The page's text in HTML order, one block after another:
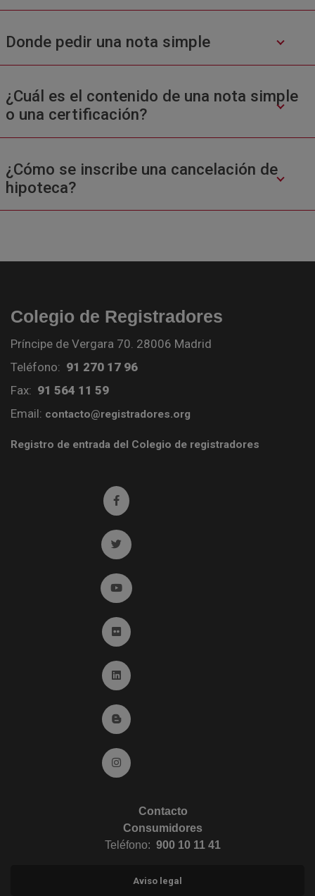
Donde pedir una nota simple
¿Cuál es el contenido de una nota simple
o una certificación?
¿Cómo se inscribe una cancelación de
hipoteca?
Colegio de Registradores
Príncipe de Vergara 70. 28006 Madrid
Teléfono: 91 270 17 96
Fax: 91 564 11 59
Email: contacto@registradores.org
Registro de entrada del Colegio de registradores
Ir a facebook (abre en ventana nueva)
Ir a twitter (abre en ventana nueva)
Ir a YouTube (abre en ventana nueva)
Ir a Flickr (abre en ventana nueva)
Ir a Linkedin (abre en ventana nueva)
Ir al Blog (abre en ventana nueva)
Ir a Instagram (abre en ventana nueva)
Contacto
Consumidores
Teléfono: 900 10 11 41
Aviso legal